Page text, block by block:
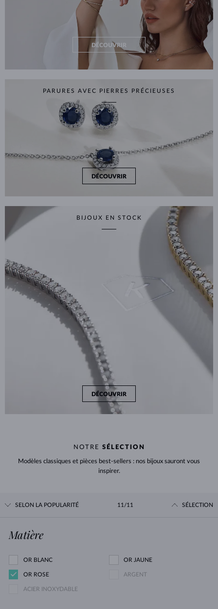
DÉCOUVRIR
PARURES AVEC PIERRES PRÉCIEUSES
DÉCOUVRIR
BIJOUX EN STOCK
DÉCOUVRIR
NOTRE SÉLECTION
Modèles classiques et pièces best-sellers : nos bijoux sauront vous
inspirer.
SELON LA POPULARITÉ 11/11 SÉLECTION
Matière
OR BLANC OR JAUNE
OR ROSE ARGENT
ACIER INOXYDABLE